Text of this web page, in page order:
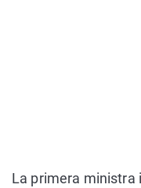
La primera ministra